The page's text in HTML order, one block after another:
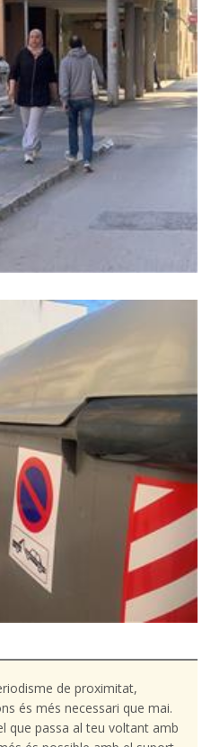
de proximitat,
és més necessari que mai.
que passa al teu voltant amb